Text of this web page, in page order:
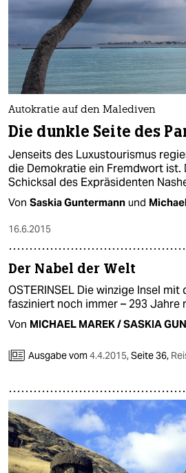
Autokratie auf den Malediven
Die dunkle Seite des
Jenseits des Luxustourismus
die Demokratie ein Fremdwort ist.
Schicksal des Expräsidenten
Von Saskia Guntermann und
16.6.2015
Der Nabel der Welt
OSTERINSEL Die winzige Insel
fasziniert noch immer – 293 Jahre
Von MICHAEL MAREK / SASKIA
Ausgabe vom4.4.2015,Seite 36,